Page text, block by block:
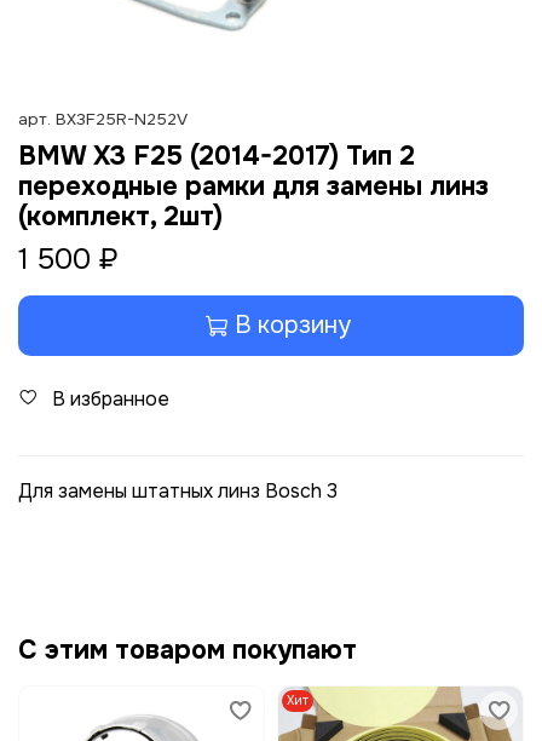
арт. BX3F25R-N252V
BMW X3 F25 (2014-2017) Тип 2
переходные рамки для замены линз
(комплект, 2шт)
1 500 ₽
В корзину
В избранное
Для замены штатных линз Bosch 3
С этим товаром покупают
Хит